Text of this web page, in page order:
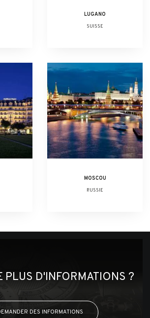
LUGANO
SUISSE
MOSCOU
RUSSIE
PLUS D'INFORMATIONS ?
DES INFORMATIONS